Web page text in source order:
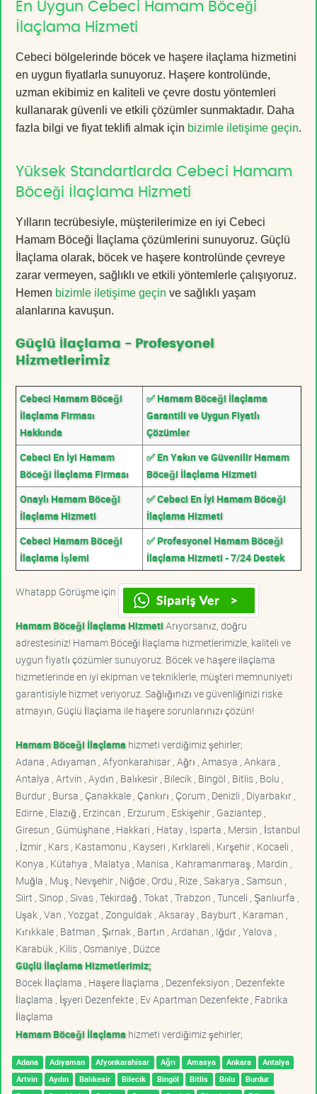
En Uygun Cebeci Hamam Böceği
İlaçlama Hizmeti
Cebeci bölgelerinde böcek ve haşere ilaçlama hizmetini
en uygun fiyatlarla sunuyoruz. Haşere kontrolünde,
uzman ekibimiz en kaliteli ve çevre dostu yöntemleri
kullanarak güvenli ve etkili çözümler sunmaktadır. Daha
fazla bilgi ve fiyat teklifi almak için bizimle iletişime geçin.
Yüksek Standartlarda Cebeci Hamam
Böceği İlaçlama Hizmeti
Yılların tecrübesiyle, müşterilerimize en iyi Cebeci
Hamam Böceği İlaçlama çözümlerini sunuyoruz. Güçlü
İlaçlama olarak, böcek ve haşere kontrolünde çevreye
zarar vermeyen, sağlıklı ve etkili yöntemlerle çalışıyoruz.
Hemen bizimle iletişime geçin ve sağlıklı yaşam
alanlarına kavuşun.
Güçlü İlaçlama - Profesyonel
Hizmetlerimiz
Cebeci Hamam Böceği
İlaçlama Firması
Hakkında
✅ Hamam Böceği İlaçlama
Garantili ve Uygun Fiyatlı
Çözümler
Cebeci En İyi Hamam
Böceği İlaçlama Firması
✅ En Yakın ve Güvenilir Hamam
Böceği İlaçlama Hizmeti
Onaylı Hamam Böceği
İlaçlama Hizmeti
✅ Cebeci En İyi Hamam Böceği
İlaçlama Hizmeti
Cebeci Hamam Böceği
İlaçlama İşlemi
✅ Profesyonel Hamam Böceği
İlaçlama Hizmeti - 7/24 Destek
Whatapp Görüşme için
Hamam Böceği İlaçlama HizmetiArıyorsanız, doğru
adrestesiniz! Hamam Böceği İlaçlama hizmetlerimizle, kaliteli ve
uygun fiyatlı çözümler sunuyoruz. Böcek ve haşere ilaçlama
hizmetlerinde en iyi ekipman ve tekniklerle, müşteri memnuniyeti
garantisiyle hizmet veriyoruz. Sağlığınızı ve güvenliğinizi riske
atmayın, Güçlü İlaçlama ile haşere sorunlarınızı çözün!
Hamam Böceği İlaçlama hizmeti verdiğimiz şehirler;
Adana , Adıyaman , Afyonkarahisar , Ağrı , Amasya , Ankara ,
Antalya , Artvin , Aydın , Balıkesir , Bilecik , Bingöl , Bitlis , Bolu ,
Burdur , Bursa , Çanakkale , Çankırı , Çorum , Denizli , Diyarbakır ,
Edirne , Elazığ , Erzincan , Erzurum , Eskişehir , Gaziantep ,
Giresun , Gümüşhane , Hakkari , Hatay , Isparta , Mersin , İstanbul
, İzmir , Kars , Kastamonu , Kayseri , Kırklareli , Kırşehir , Kocaeli ,
Konya , Kütahya , Malatya , Manisa , Kahramanmaraş , Mardin ,
Muğla , Muş , Nevşehir , Niğde , Ordu , Rize , Sakarya , Samsun ,
Siirt , Sinop , Sivas , Tekirdağ , Tokat , Trabzon , Tunceli , Şanlıurfa ,
Uşak , Van , Yozgat , Zonguldak , Aksaray , Bayburt , Karaman ,
Kırıkkale , Batman , Şırnak , Bartın , Ardahan , Iğdır , Yalova ,
Karabük , Kilis , Osmaniye , Düzce
Güçlü İlaçlama Hizmetlerimiz;
Böcek İlaçlama , Haşere İlaçlama , Dezenfeksiyon , Dezenfekte
İlaçlama , İşyeri Dezenfekte , Ev Apartman Dezenfekte , Fabrika
İlaçlama
Hamam Böceği İlaçlama hizmeti verdiğimiz şehirler;
Adana Adıyaman Afyonkarahisar Ağrı Amasya Ankara
Antalya
Artvin
Aydın Balıkesir Bilecik Bingöl Bitlis Bolu
Burdur